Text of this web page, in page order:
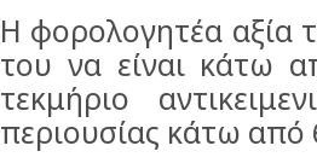
Η φορολογητέα αξία
του να είναι κάτω
τεκμήριο
περιουσίας κάτω